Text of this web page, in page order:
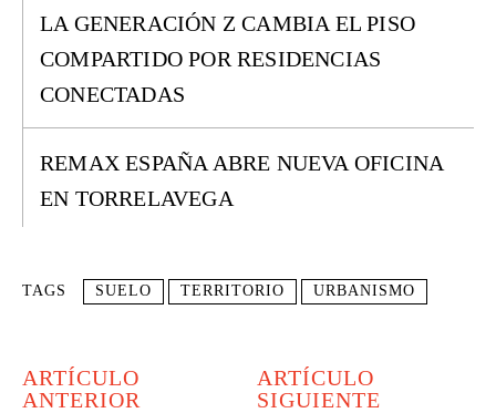
LA GENERACIÓN Z CAMBIA EL PISO
COMPARTIDO POR RESIDENCIAS
CONECTADAS
REMAX ESPAÑA ABRE NUEVA OFICINA
EN TORRELAVEGA
TAGS SUELO TERRITORIO URBANISMO
ARTÍCULO
ANTERIOR
ARTÍCULO
SIGUIENTE